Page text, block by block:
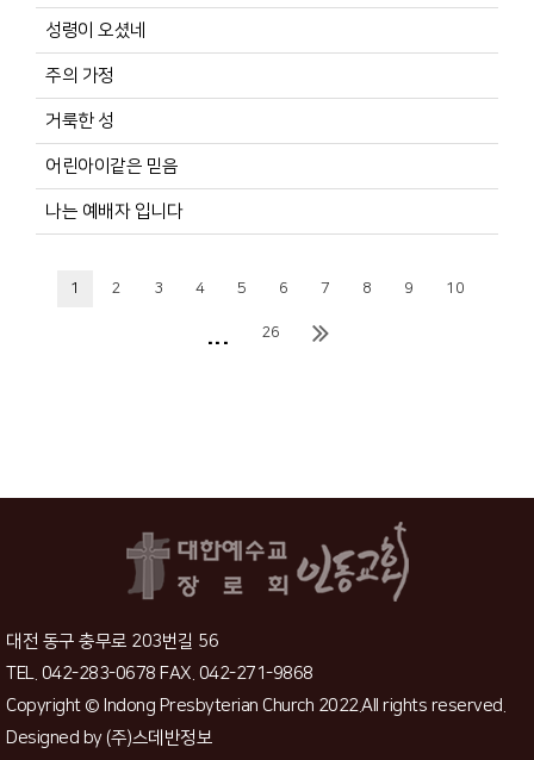
성령이 오셨네
주의 가정
거룩한 성
어린아이같은 믿음
나는 예배자 입니다
1 2 3 4 5 6 7 8 9 10
... 26
대전 동구 충무로 203번길 56
TEL. 042-283-0678 FAX. 042-271-9868
Copyright © Indong Presbyterian Church 2022.All rights reserved.
Designed by(주)스데반정보